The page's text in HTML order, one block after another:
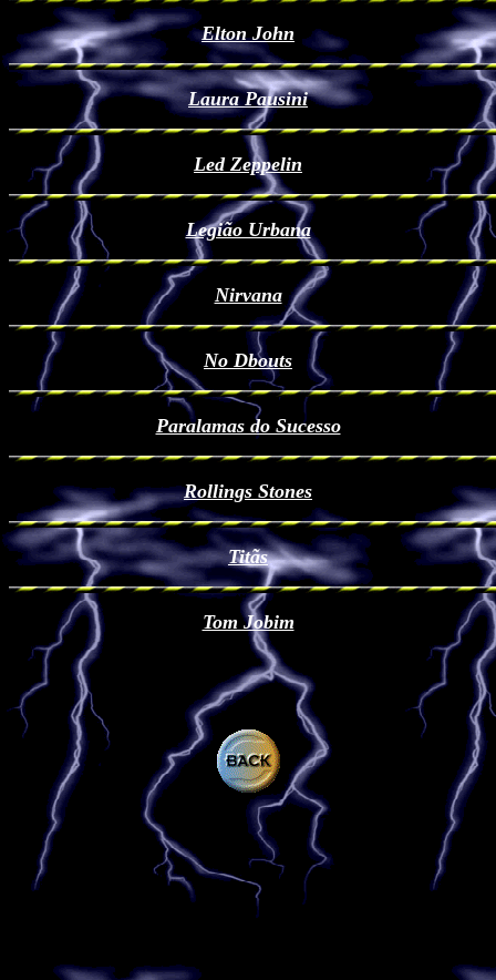
Elton John
Laura Pausini
Led Zeppelin
Legião Urbana
Nirvana
No Dbouts
Paralamas do Sucesso
Rollings Stones
Titãs
Tom Jobim